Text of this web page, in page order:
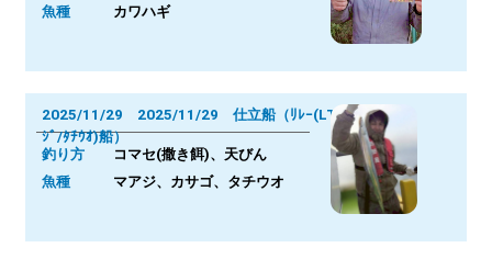
魚種 カワハギ
2025/11/29 2025/11/29 仕立船（ﾘﾚｰ(LTｱ
ｼﾞ/ﾀﾁｳｵ)船）
釣り方
コマセ(撒き餌)、天びん
魚種 マアジ、カサゴ、タチウオ